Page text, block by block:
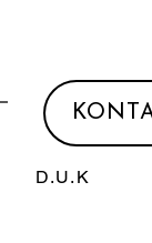
D.U.K